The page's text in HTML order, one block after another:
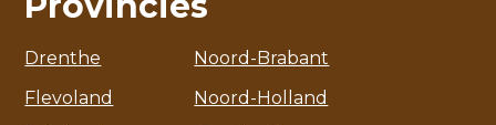
Drenthe
Flevoland
Noord-Brabant
Noord-Holland